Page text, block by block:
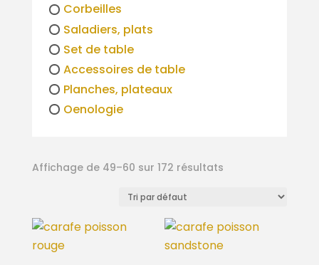
Corbeilles
Saladiers, plats
Set de table
Accessoires de table
Planches, plateaux
Oenologie
Affichage de 49–60 sur 172 résultats